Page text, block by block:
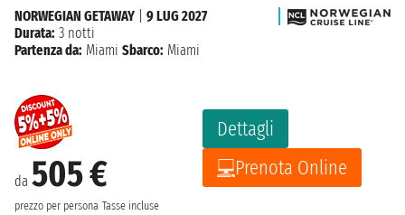
da 505 €
prezzo per persona Tasse incluse
Dettagli
Prenota Online
NORWEGIAN GETAWAY
9 LUG 2027
Durata: 3 notti
Partenza da: Miami Sbarco: Miami